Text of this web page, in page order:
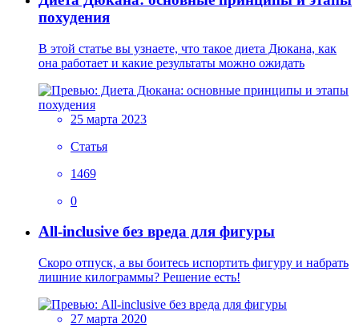
похудения
В этой статье вы узнаете, что такое диета Дюкана, как
она работает и какие результаты можно ожидать
25 марта 2023
Статья
1469
0
All-inclusive без вреда для фигуры
Скоро отпуск, а вы боитесь испортить фигуру и набрать
лишние килограммы? Решение есть!
27 марта 2020